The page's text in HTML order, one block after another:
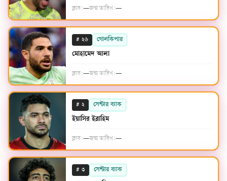
ক্লাব:—জন্ম তারিখ:—
# ২৬ গোলকিপার
মোহামেদ আলা
ক্লাব:—জন্ম তারিখ:—
# ২ সেন্টার ব্যাক
ইয়াসির ইব্রাহিম
ক্লাব:—জন্ম তারিখ:—
# ৩ সেন্টার ব্যাক